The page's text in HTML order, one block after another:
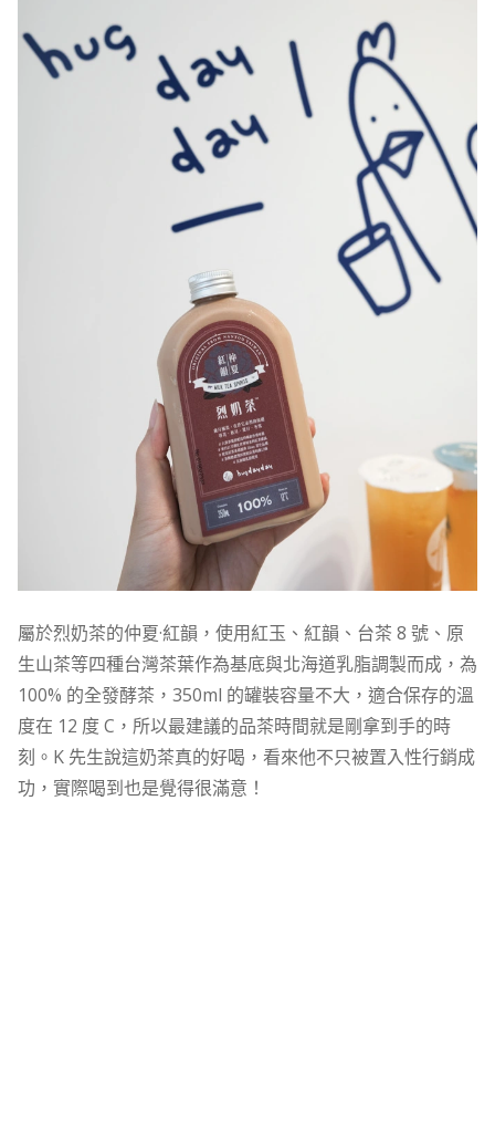
屬於烈奶茶的仲夏·紅韻，使用紅玉、紅韻、台茶 8 號、原
生山茶等四種台灣茶葉作為基底與北海道乳脂調製而成，為
100% 的全發酵茶，350ml 的罐裝容量不大，適合保存的溫
度在 12 度 C，所以最建議的品茶時間就是剛拿到手的時
刻。K 先生說這奶茶真的好喝，看來他不只被置入性行銷成
功，實際喝到也是覺得很滿意！